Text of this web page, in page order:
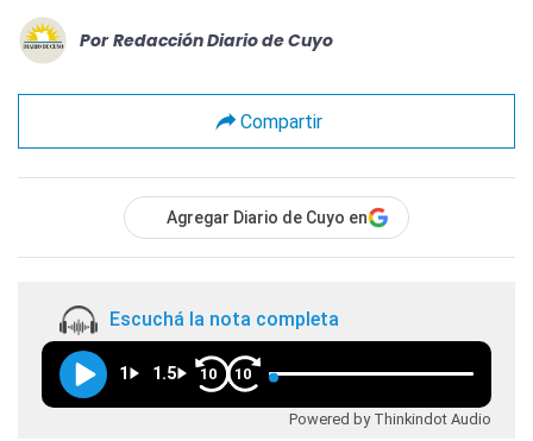
Por Redacción Diario de Cuyo
Compartir
Agregar Diario de Cuyo en
Escuchá la nota completa
1 1.5 10 10
Powered by Thinkindot Audio